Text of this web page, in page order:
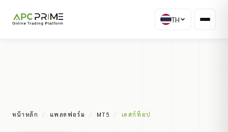
TH
หน้าหลัก / แพลตฟอร์ม / MT5 / เดสก์ท็อป